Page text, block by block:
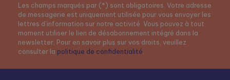
Les champs marqués par (*) sont obligatoires. Votre adresse
de messagerie est uniquement utilisée pour vous envoyer les
lettres d’information sur notre activité. Vous pouvez à tout
moment utiliser le lien de désabonnement intégré dans la
newsletter. Pour en savoir plus sur vos droits, veuillez
consulter la politique de confidentialité